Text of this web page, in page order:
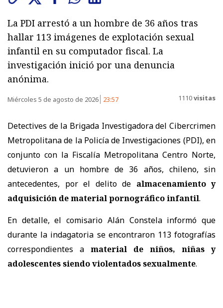
La PDI arrestó a un hombre de 36 años tras
hallar 113 imágenes de explotación sexual
infantil en su computador fiscal. La
investigación inició por una denuncia
anónima.
Miércoles 5 de agosto de 2026 23:57 1110visitas
Detectives de la Brigada Investigadora del Cibercrimen
Metropolitana de la Policía de Investigaciones (PDI), en
conjunto con la Fiscalía Metropolitana Centro Norte,
detuvieron a un hombre de 36 años, chileno, sin
antecedentes, por el delito de almacenamiento y
adquisición de material pornográfico infantil.
En detalle, el comisario Alán Constela informó que
durante la indagatoria se encontraron 113 fotografías
correspondientes a material de niños, niñas y
adolescentes siendo violentados sexualmente.